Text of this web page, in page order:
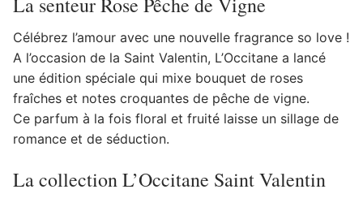
Célébrez l’amour avec une nouvelle fragrance so love !
A l’occasion de la Saint Valentin, L’Occitane a lancé
une édition spéciale qui mixe bouquet de roses
fraîches et notes croquantes de pêche de vigne.
Ce parfum à la fois floral et fruité laisse un sillage de
romance et de séduction.
La collection L’Occitane Saint Valentin